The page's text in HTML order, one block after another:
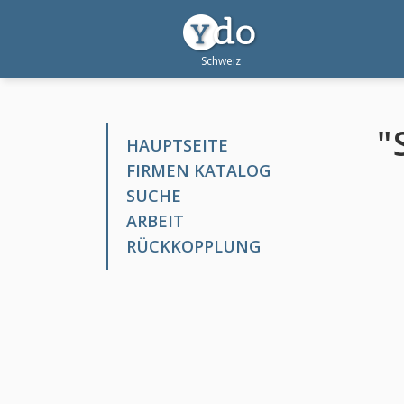
HAUPTSEITE
FIRMEN KATALOG
SUCHE
ARBEIT
RÜCKKOPPLUNG